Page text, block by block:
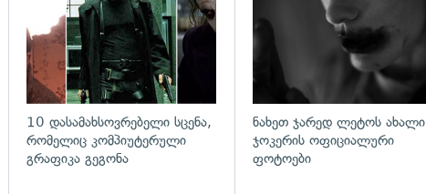
10 დასამახსოვრებელი სცენა,
რომელიც კომპიუტერული
გრაფიკა გეგონა
ნახეთ ჯარედ ლეტოს ახალი
ჯოკერის ოფიციალური
ფოტოები